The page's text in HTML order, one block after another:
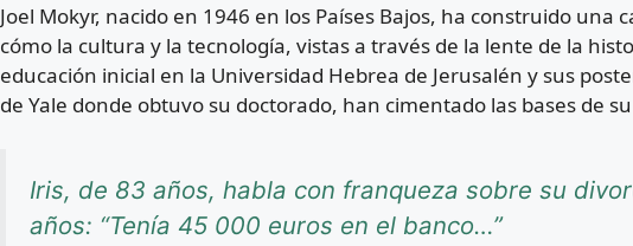
Joel Mokyr, nacido en 1946 en los Países Bajos, ha construido una
cómo la cultura y la tecnología, vistas a través de la lente de la
educación inicial en la Universidad Hebrea de Jerusalén y sus
de Yale donde obtuvo su doctorado, han cimentado las bases de
Iris, de 83 años, habla con franqueza sobre su
años: “Tenía 45 000 euros en el banco…”